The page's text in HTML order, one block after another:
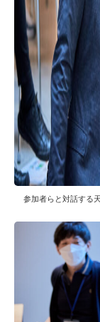
参加者らと対話する